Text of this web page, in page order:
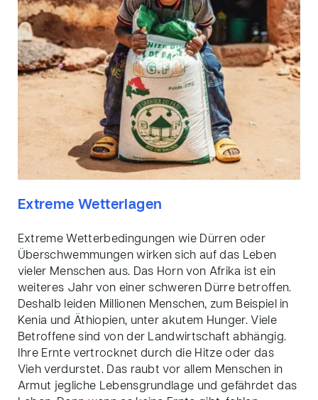
Extreme Wetterlagen
Extreme Wetterbedingungen wie Dürren oder
Überschwemmungen wirken sich auf das Leben
vieler Menschen aus. Das Horn von Afrika ist ein
weiteres Jahr von einer schweren Dürre betroffen.
Deshalb leiden Millionen Menschen, zum Beispiel in
Kenia und Äthiopien, unter akutem Hunger. Viele
Betroffene sind von der Landwirtschaft abhängig.
Ihre Ernte vertrocknet durch die Hitze oder das
Vieh verdurstet. Das raubt vor allem Menschen in
Armut jegliche Lebensgrundlage und gefährdet das